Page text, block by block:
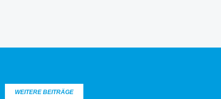
WEITERE BEITRÄGE